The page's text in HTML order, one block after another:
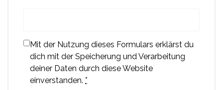
Mit der Nutzung dieses Formulars erklärst du
dich mit der Speicherung und Verarbeitung
deiner Daten durch diese Website
einverstanden. *